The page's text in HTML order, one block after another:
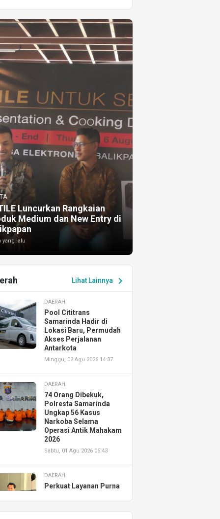
Luncurkan Rangkaian
Medium dan New Entry di
yang lalu
Lihat Lainnya chevron_right
DAERAH
Pool Cititrans
Samarinda Hadir di
Lokasi Baru, Permudah
Akses Perjalanan
Antarkota
Minggu, 02 Agu 2026 14:37
DAERAH
74 Orang Dibekuk,
Polresta Samarinda
Ungkap 56 Kasus
Narkoba Selama
Operasi Antik Mahakam
2026
Sabtu, 01 Agu 2026 06:43
DAERAH
Perkuat Layanan Purna
Resmikan AHASS